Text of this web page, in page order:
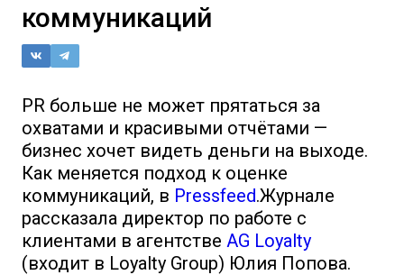
коммуникаций
PR больше не может прятаться за
охватами и красивыми отчётами —
бизнес хочет видеть деньги на выходе.
Как меняется подход к оценке
коммуникаций, в Pressfeed.Журнале
рассказала директор по работе с
клиентами в агентстве AG Loyalty
(входит в Loyalty Group) Юлия Попова.